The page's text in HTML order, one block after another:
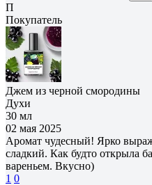
П
Покупатель
Джем из черной смородины
Духи
30 мл
02 мая 2025
Аромат чудесный! Ярко
сладкий. Как будто открыла
вареньем. Вкусно)
1 0